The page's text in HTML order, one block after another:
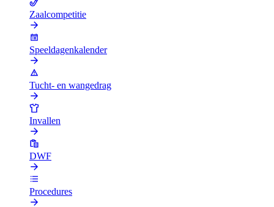
Zaalcompetitie
Speeldagenkalender
Tucht- en wangedrag
Invallen
DWF
Procedures